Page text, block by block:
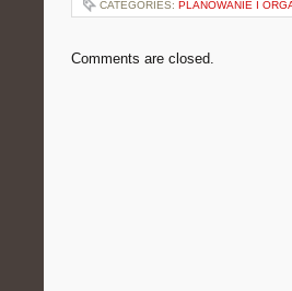
CATEGORIES: PLANOWANIE I
Comments are closed.